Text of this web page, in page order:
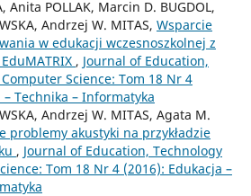
Anita POLLAK, Marcin D. BUGDOL,
Andrzej W. MITAS, Wsparcie
w edukacji wczesnoszkolnej z
, Journal of Education,
Science: Tom 18 Nr 4
– Technika – Informatyka
Andrzej W. MITAS, Agata M.
problemy akustyki na przykładzie
, Journal of Education, Technology
Tom 18 Nr 4 (2016): Edukacja –